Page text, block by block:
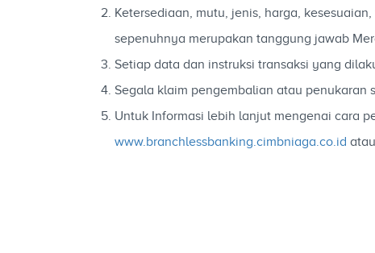
Ketersediaan, mutu, jenis, harga,
sepenuhnya merupakan tanggung jawab
Setiap data dan instruksi transaksi yang
Segala klaim pengembalian atau penukaran
Untuk Informasi lebih lanjut mengenai cara
www.branchlessbanking.cimbniaga.co.id